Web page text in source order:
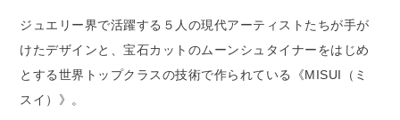
ジュエリー界で活躍する５人の現代アーティストたちが手が
けたデザインと、宝石カットのムーンシュタイナーをはじめ
とする世界トップクラスの技術で作られている《MISUI（ミ
スイ）》。